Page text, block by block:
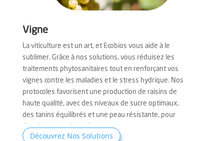
Vigne
La viticulture est un art, et Ecobios vous aide à le
sublimer. Grâce à nos solutions, vous réduisez les
traitements phytosanitaires tout en renforçant vos
vignes contre les maladies et le stress hydrique. Nos
protocoles favorisent une production de raisins de
haute qualité, avec des niveaux de sucre optimaux,
des tanins équilibrés et une peau résistante, pour
des vins exceptionnels.
Découvrez Nos Solutions